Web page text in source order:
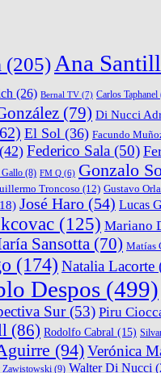
(205) Ana
(26) Bernal TV (7) Carlos Taphanel
(79) Di Nucci
El Sol (36) Facundo
(42) Federico Sala (50)
Gallo (8) FM Q (6) Gonzalo
Troncoso (12) Gustavo
José Haro (54) Lucas
(125) Mariano
Sansotta (70) Matías
(174) Natalia Lacorte
Despos (499)
Sur(53) Piru
(86) Rodolfo Cabral (15)
(94)Verónica
(9) Walter Di Nucci